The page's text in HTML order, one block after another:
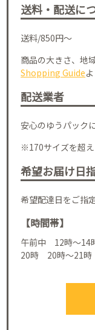
送料・配送に
送料/850円～
商品の大きさ、地
Shopping Guide
配送業者
安心のゆうパック
※170サイズを超え
希望お届け日
希望配達日をご指
【時間帯】
午前中 12時～
20時 20時～21時